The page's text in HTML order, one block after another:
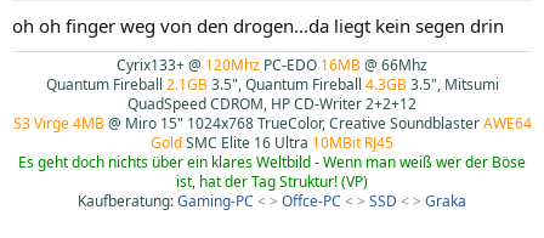
oh oh finger weg von den drogen...da liegt kein segen drin
Cyrix133+ @ 120Mhz PC-EDO 16MB@ 66Mhz
Quantum Fireball 2.1GB3.5", Quantum Fireball 4.3GB3.5", Mitsumi
QuadSpeed CDROM, HP CD-Writer 2+2+12
S3 Virge 4MB@ Miro 15" 1024x768 TrueColor, Creative SoundblasterAWE64
GoldSMC Elite 16 Ultra 10MBit RJ45
Es geht doch nichts über ein klares Weltbild - Wenn man weiß wer der Böse
ist, hat der Tag Struktur! (VP)
Kaufberatung:Gaming-PC < > Offce-PC < > SSD < > Graka